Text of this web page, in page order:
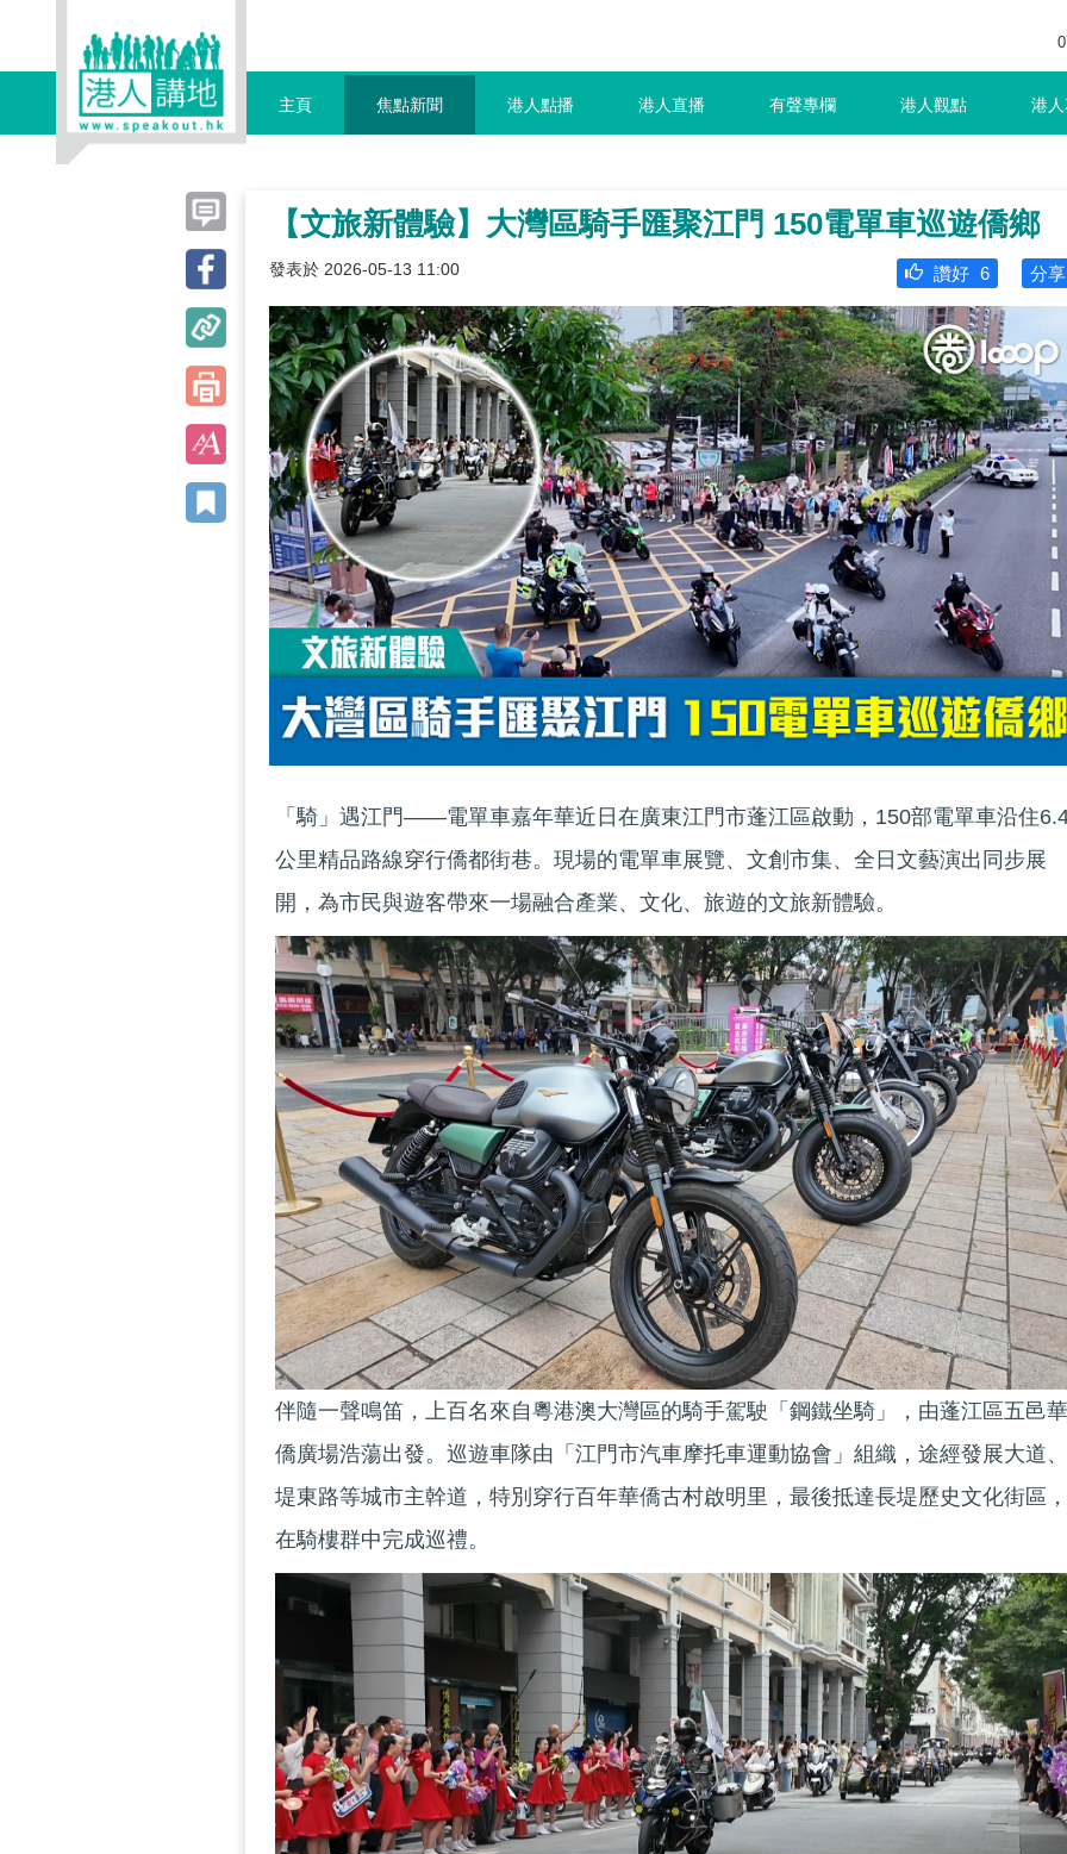
主頁 焦點新聞 港人點播 港人直播 有聲專欄 港人觀點 港
【文旅新體驗】大灣區騎手匯聚江門 150電單車巡遊僑鄉
發表於 2026-05-13 11:00 分享
讚好 6
「騎」遇江門——電單車嘉年華近日在廣東江門市蓬江區啟動，150部電單車沿住
公里精品路線穿行僑都街巷。現場的電單車展覽、文創市集、全日文藝演出同步展
開，為市民與遊客帶來一場融合產業、文化、旅遊的文旅新體驗。
伴隨一聲鳴笛，上百名來自粵港澳大灣區的騎手駕駛「鋼鐵坐騎」，由蓬江區五邑華
僑廣場浩蕩出發。巡遊車隊由「江門市汽車摩托車運動協會」組織，途經發展大道、
堤東路等城市主幹道，特別穿行百年華僑古村啟明里，最後抵達長堤歷史文化街區，
在騎樓群中完成巡禮。